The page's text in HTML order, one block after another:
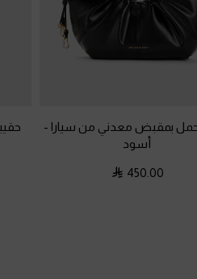
بمقبض معدني من سيارا -
أسود
450.00